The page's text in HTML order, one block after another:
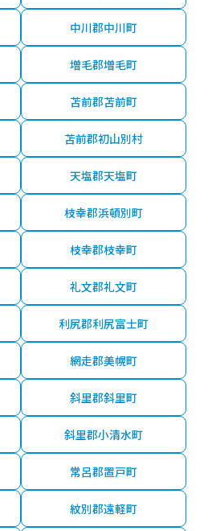
中川郡中川町
増毛郡増毛町
苫前郡苫前町
苫前郡初山別村
天塩郡天塩町
枝幸郡浜頓別町
枝幸郡枝幸町
礼文郡礼文町
利尻郡利尻富士町
網走郡美幌町
斜里郡斜里町
斜里郡小清水町
常呂郡置戸町
紋別郡遠軽町